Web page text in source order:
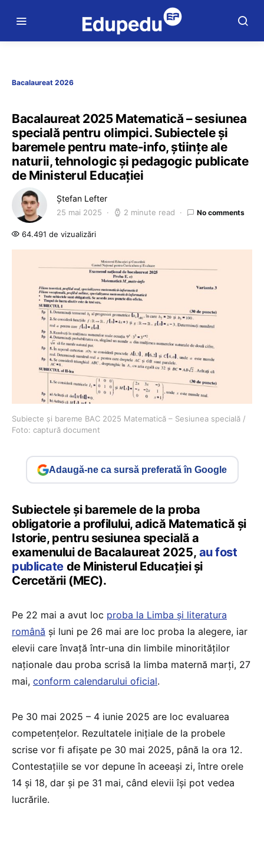
Bacalaureat 2026
Bacalaureat 2025 Matematică – sesiunea
specială pentru olimpici. Subiectele și
baremele pentru mate-info, științe ale
naturii, tehnologic și pedagogic publicate
de Ministerul Educației
Ștefan Lefter
25 mai 2025 2 minute read No comments
64.491 de vizualizări
Subiecte și bareme BAC 2025 Matematică – Sesiunea specială /
Foto: captură document
Adaugă-ne ca sursă preferată în Google
Subiectele și baremele de la proba
obligatorie a profilului, adică Matematică și
Istorie, pentru sesiunea specială a
examenului de Bacalaureat 2025, au fost
publicatede Ministerul Educației și
Cercetării (MEC).
Pe 22 mai a avut loc proba la Limba și literatura
română și luni pe 26 mai are loc proba la alegere, iar
elevii care învață într-una din limbile minorităților
naționale dau proba scrisă la limba maternă marți, 27
mai, conform calendarului oficial.
Pe 30 mai 2025 – 4 iunie 2025 are loc evaluarea
competențelor. Rezultatele inițiale de la probele
scrise vor fi afișate pe 30 mai 2025, până la ora 12.
Contestațiile se vor depune în aceeași zi, între orele
14 și 18, dar și pe 31 mai, când elevii își pot vedea
lucrările.